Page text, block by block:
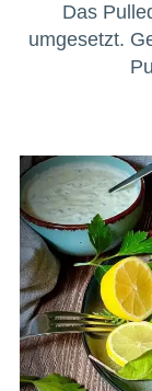
Das
umgesetzt.